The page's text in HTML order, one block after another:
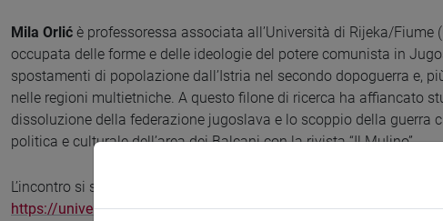
Mila Orlić è professoressa associata all’Università di Rijeka/
occupata delle forme e delle ideologie del potere comunista in
spostamenti di popolazione dall’Istria nel secondo dopoguerra e,
nelle regioni multietniche. A questo filone di ricerca ha affiancato
dissoluzione della federazione jugoslava e lo scoppio della
politica e culturale dell’area dei Balcani con la rivista “Il Mulino”.
L’incontro si svolgerà su Zoom: per partecipare registrarsi qui
https://unive.zoom.us/meeting/register/